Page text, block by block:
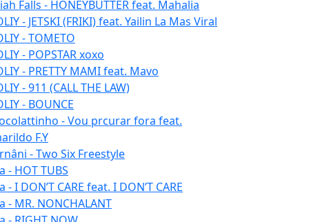
Falls - HONEYBUTTER feat. Mahalia
- JETSKI (FRIKI) feat. Yailin La Mas Viral
- TOMETO
- POPSTAR xoxo
- PRETTY MAMI feat. Mavo
- 911 (CALL THE LAW)
- BOUNCE
- Vou prcurar fora feat.
F.Y
- Two Six Freestyle
- HOT TUBS
- I DON’T CARE feat. I DON’T CARE
- MR. NONCHALANT